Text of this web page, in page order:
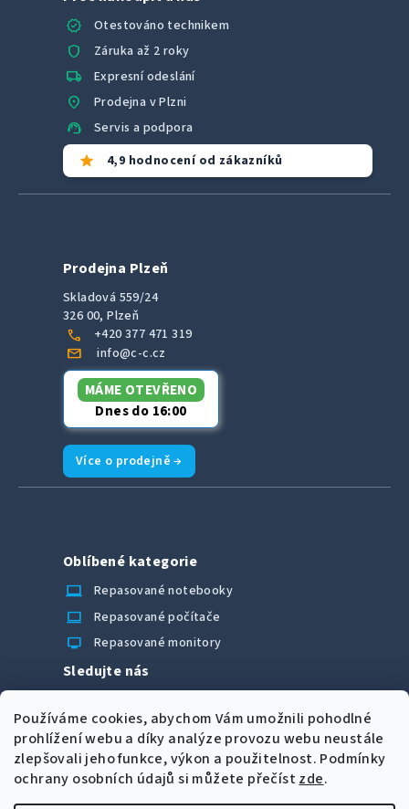
Používáme cookies, abychom Vám umožnili pohodlné
prohlížení webu a díky analýze provozu webu neustále
zlepšovali jeho funkce, výkon a použitelnost. Podmínky
ochrany osobních údajů si můžete přečíst zde.
verified
Otestováno technikem
shield Záruka až 2 roky
local_shipping Expresní odeslání
location_on Prodejna v Plzni
support_agent Servis a podpora
star 4,9 hodnocení od zákazníků
Prodejna Plzeň
Skladová 559/24
326 00, Plzeň
call +420 377 471 319
mail info@c-c.cz
MÁME OTEVŘENO
Dnes do 16:00
Více o prodejně →
Oblíbené kategorie
laptop_chromebook
Repasované notebooky
computer Repasované počítače
monitor Repasované monitory
Sledujte nás
Možnosti úhrady